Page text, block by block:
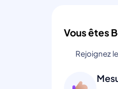
Vous êtes
Rejoignez